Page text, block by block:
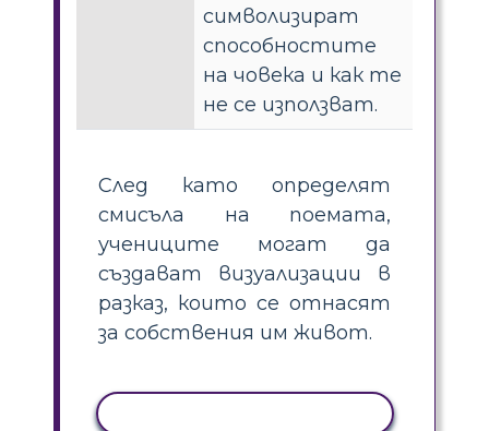
символизират
способностите
на човека и как те
не се използват.
След като определят
смисъла на поемата,
учениците могат да
създават визуализации в
разказ, които се отнасят
за собствения им живот.